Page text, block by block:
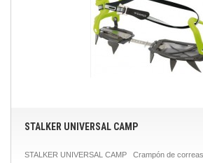
STALKER UNIVERSAL CAMP
STALKER UNIVERSAL CAMP Crampón de correas